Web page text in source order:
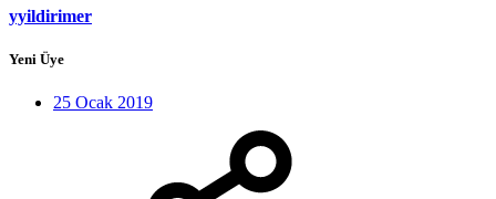
yyildirimer
Yeni Üye
25 Ocak 2019